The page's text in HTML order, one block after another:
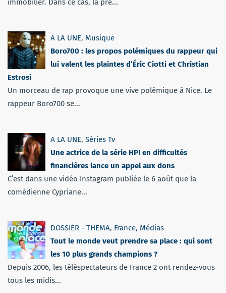
immobilier. Dans ce cas, la pré...
A LA UNE, Musique
Boro700 : les propos polémiques du rappeur qui
lui valent les plaintes d’Éric Ciotti et Christian
Estrosi
Un morceau de rap provoque une vive polémique à Nice. Le
rappeur Boro700 se...
A LA UNE, Séries Tv
Une actrice de la série HPI en difficultés
financières lance un appel aux dons
C’est dans une vidéo Instagram publiée le 6 août que la
comédienne Cypriane...
DOSSIER - THEMA, France, Médias
Tout le monde veut prendre sa place : qui sont
les 10 plus grands champions ?
Depuis 2006, les téléspectateurs de France 2 ont rendez-vous
tous les midis...